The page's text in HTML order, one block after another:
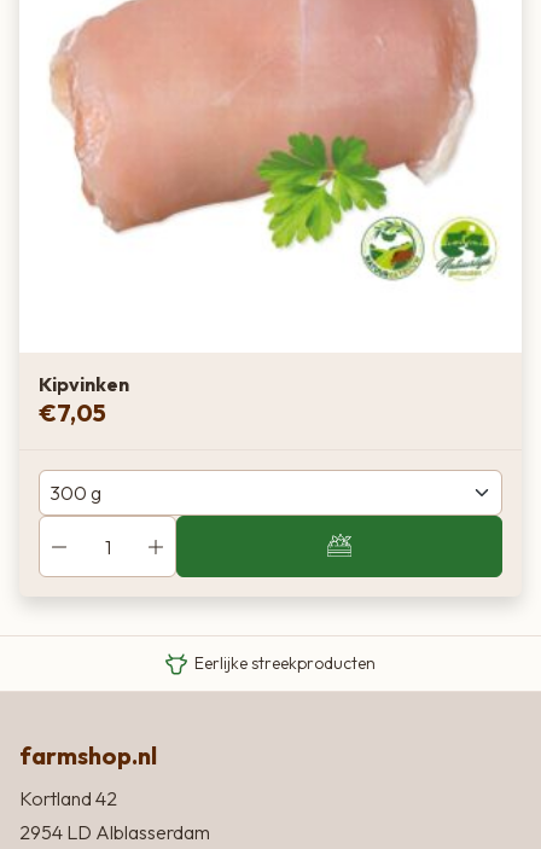
Kipvinken
€7,05
Eigen Limousin runderen
Eerlijke streekproducten
farmshop.nl
Kortland 42
2954 LD Alblasserdam